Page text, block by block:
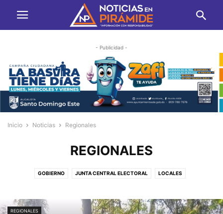
- Publicidad -
Inicio Noticias Regionales
REGIONALES
GOBIERNO JUNTA CENTRAL ELECTORAL LOCALES
REGIONALES